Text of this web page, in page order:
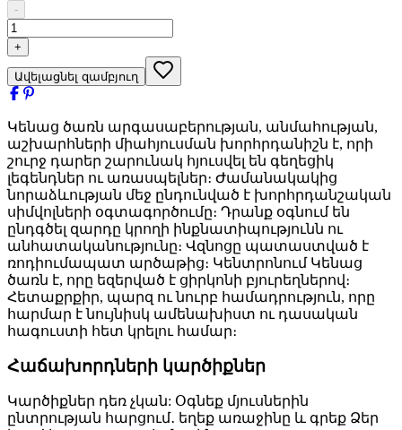
-
+
Ավելացնել զամբյուղ
Կենաց ծառն արգասաբերության, անմահության,
աշխարհների միահյուսման խորհրդանիշն է, որի
շուրջ դարեր շարունակ հյուսվել են գեղեցիկ
լեգենդներ ու առասպելներ։ Ժամանակակից
նորաձևության մեջ ընդունված է խորհրդանշական
սիմվոլների օգտագործումը։ Դրանք օգնում են
ընդգծել զարդը կրողի ինքնատիպությունն ու
անհատականությունը։ Վզնոցը պատաստված է
ռոդիումապատ արծաթից։ Կենտրոնում Կենաց
ծառն է, որը եզերված է ցիրկոնի բյուրեղներով։
Հետաքրքիր, պարզ ու նուրբ համադրություն, որը
հարմար է նույնիսկ ամենախիստ ու դասական
հագուստի հետ կրելու համար։
Հաճախորդների կարծիքներ
Կարծիքներ դեռ չկան: Օգնեք մյուսներին
ընտրության հարցում․ եղեք առաջինը և գրեք Ձեր